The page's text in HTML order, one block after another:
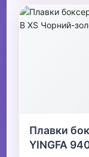
Плавки
YINGFA